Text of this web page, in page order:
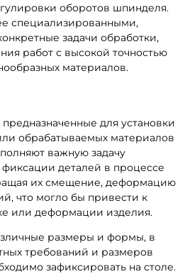
оборотов шпинделя.
специализированными,
задачи обработки,
работ с высокой точностью
материалов.
для установки
обрабатываемых материалов
важную задачу
деталей в процессе
их смещение, деформацию
что могло бы привести к
или деформации изделия.
размеры и формы, в
требований и размеров
зафиксировать на столе.